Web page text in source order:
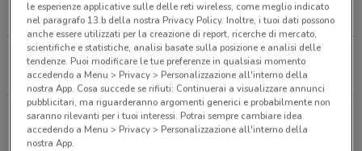
922 m
CHIUSO
Viale Tripoli, 206/208 Rimini
1.1 km
Via A. Costa, 169 Cesena
26.2 km
CHIUSO
le esperienze applicative sulle delle reti wireless, come meglio indicato
nel paragrafo 13.b della nostra Privacy Policy. Inoltre, i tuoi dati possono
anche essere utilizzati per la creazione di report, ricerche di mercato,
scientifiche e statistiche, analisi basate sulla posizione e analisi delle
tendenze. Puoi modificare le tue preferenze in qualsiasi momento
accedendo a Menu > Privacy > Personalizzazione all'interno della
nostra App. Cosa succede se rifiuti: Continuerai a visualizzare annunci
pubblicitari, ma riguarderanno argomenti generici e probabilmente non
saranno rilevanti per i tuoi interessi. Potrai sempre cambiare idea
accedendo a Menu > Privacy > Personalizzazione all'interno della
nostra App.